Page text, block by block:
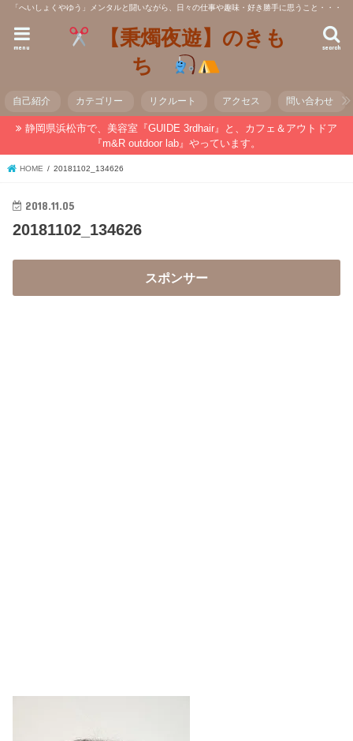
「へいしょくやゆう」メンタルと闘いながら、日々の仕事や趣味・好き勝手に思うこと・・・
【秉燭夜遊】のきも
ち
search
menu
自己紹介 カテゴリー リクルート アクセス 問い合わせ
静岡県浜松市で、美容室『GUIDE 3rdhair』と、カフェ＆アウトドア
『m&R outdoor lab』やっています。
HOME 20181102_134626
2018.11.05
20181102_134626
スポンサー